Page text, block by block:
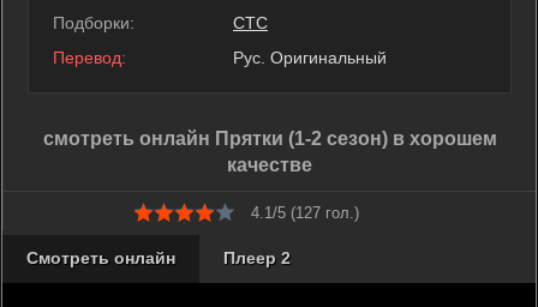
Подборки:
СТС
Перевод:
Рус. Оригинальный
смотреть онлайн Прятки (1-2 сезон) в хорошем
качестве
4.1/5 (127гол.)
Смотреть онлайн Плеер 2